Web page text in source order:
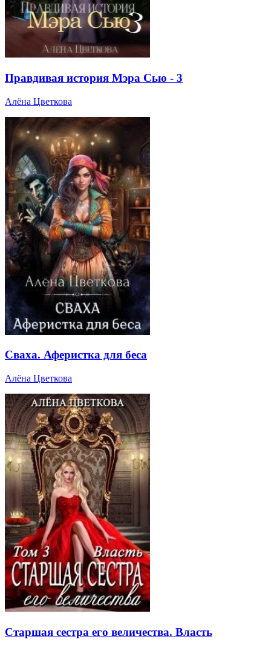
Правдивая история Мэра Сью - 3
Алёна Цветкова
Сваха. Аферистка для беса
Алёна Цветкова
Старшая сестра его величества. Власть